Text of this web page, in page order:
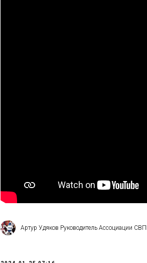
Артур Удяков Руководитель Ассоциации